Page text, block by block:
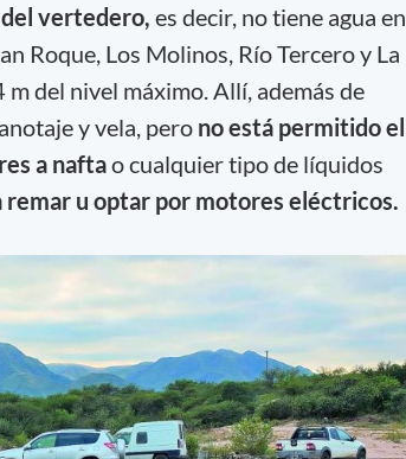
vertedero, es decir, no tiene agua en
Roque, Los Molinos, Río Tercero y La
m del nivel máximo. Allí, además de
y vela, pero no está permitido el
a naftao cualquier tipo de líquidos
remar u optar por motores eléctricos.